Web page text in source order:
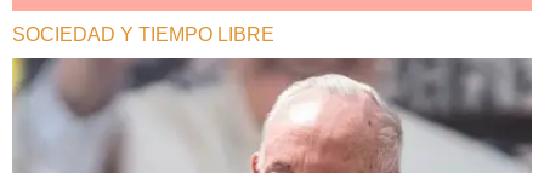
SOCIEDAD Y TIEMPO LIBRE